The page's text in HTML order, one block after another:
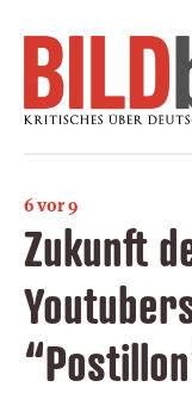
6 vor 9
Zukunft